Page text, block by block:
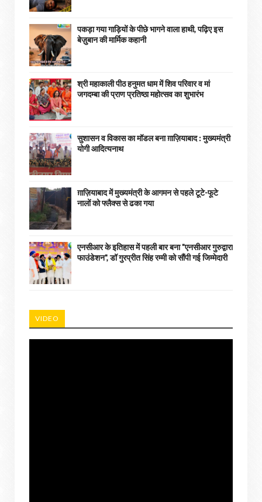
पकड़ा गया गाड़ियों के पीछे भागने वाला हाथी, पढ़िए इस
बेज़ुबान की मार्मिक कहानी
श्री महाकाली पीठ हनुमत धाम में शिव परिवार व मां
जगदम्बा की प्राण प्रतिष्ठा महोत्सव का शुभारंभ
सुशासन व विकास का मॉडल बना ग़ाज़ियाबाद : ​मुख्यमंत्री
योगी आदित्यनाथ
ग़ाज़ियाबाद में मुख्यमंत्री के आगमन से पहले टूटे-फूटे
नालों को फ्लैक्स से ढका गया
एनसीआर के इतिहास में पहली बार बना "एनसीआर गुरुद्वारा
फाउंडेशन", डॉ गुरप्रीत सिंह रम्मी को सौंपी गई जिम्मेदारी
VIDEO